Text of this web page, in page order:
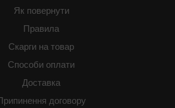
Як повернути
Правила
Скарги на товар
Способи оплати
Доставка
договору